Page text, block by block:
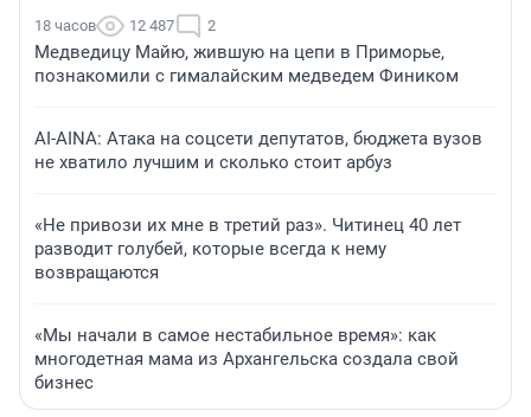
18 часов 12 487 2
Медведицу Майю, жившую на цепи в Приморье,
познакомили с гималайским медведем Фиником
AI-AINA: Атака на соцсети депутатов, бюджета вузов
не хватило лучшим и сколько стоит арбуз
«Не привози их мне в третий раз». Читинец 40 лет
разводит голубей, которые всегда к нему
возвращаются
«Мы начали в самое нестабильное время»: как
многодетная мама из Архангельска создала свой
бизнес